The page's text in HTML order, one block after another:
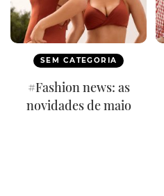
SEM CATEGORIA
#Fashion news: as
novidades de maio